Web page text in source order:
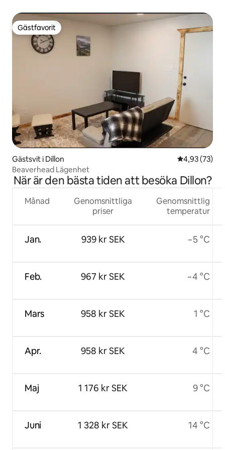
Gästfavorit
Gästfavorit
Gästsvit i Dillon 4,93 av 5 i
4,93 (73)
Beaverhead Lägenhet
När är den bästa tiden att besöka Dillon?
Månad
Jan.
Feb.
Mars
Apr.
Maj
Juni
Genomsnittliga
priser
939 kr SEK
967 kr SEK
958 kr SEK
958 kr SEK
1 176 kr SEK
1 328 kr SEK
Genomsnittlig
temperatur
−5 °C
−4 °C
1 °C
4 °C
9 °C
14 °C